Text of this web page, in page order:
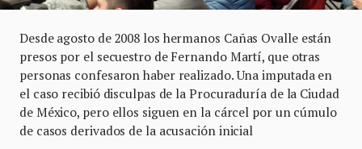
Desde agosto de 2008 los hermanos Cañas Ovalle están
presos por el secuestro de Fernando Martí, que otras
personas confesaron haber realizado. Una imputada en
el caso recibió disculpas de la Procuraduría de la Ciudad
de México, pero ellos siguen en la cárcel por un cúmulo
de casos derivados de la acusación inicial